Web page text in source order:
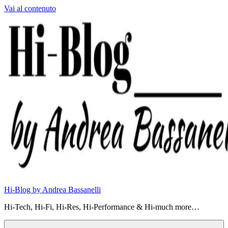
Vai al contenuto
Hi-Blog by Andrea Bassanelli
Hi-Tech, Hi-Fi, Hi-Res, Hi-Performance & Hi-much more…